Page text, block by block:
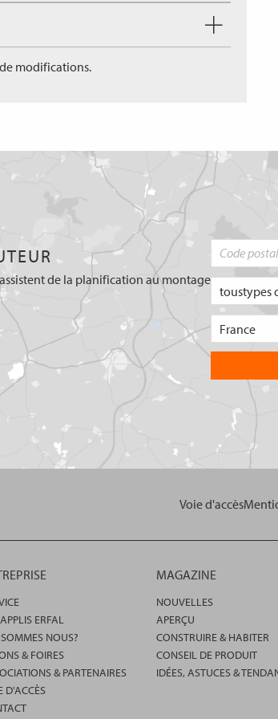
modifications.
de la planification au montage
Voie d'accès
ERFAL
NOUS?
& FOIRES
& PARTENAIRES
D'ACCÈS
MAGAZINE
NOUVELLES
APERÇU
CONSTRUIRE & HABITER
CONSEIL DE PRODUIT
IDÉES, ASTUCES &